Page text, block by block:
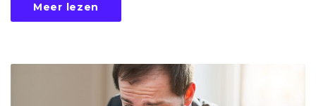
Meer lezen